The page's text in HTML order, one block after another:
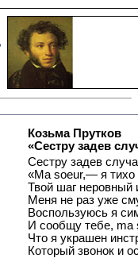
Козьма Прутков
«Сестру задев
Сестру задев
«Ma soeur,— я
Твой шаг неровный
Меня не раз уже
Воспользуюсь я
И сообщу тебе, ma
Что я украшен
Который звонок и